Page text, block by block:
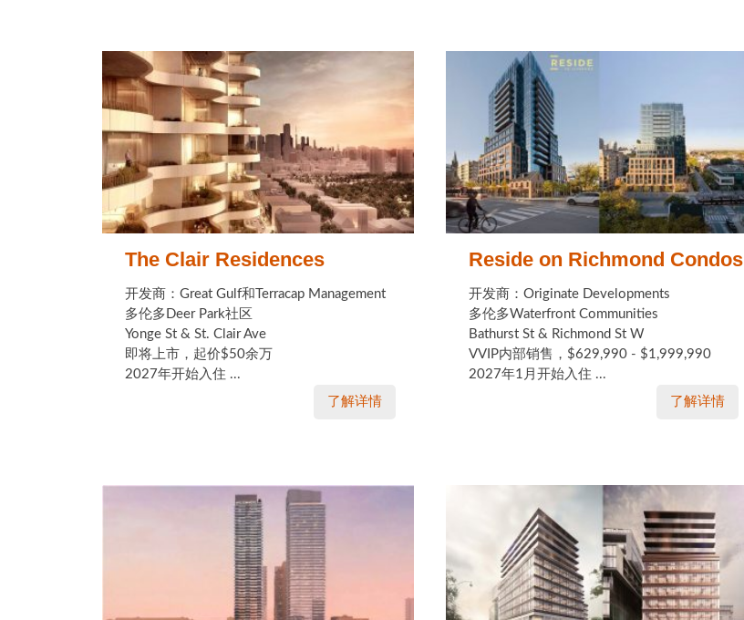
The Clair Residences
开发商：Great Gulf和Terracap Management
多伦多Deer Park社区
Yonge St & St. Clair Ave
即将上市，起价$50余万
2027年开始入住 ...
了解详情
Reside on Richmond Condos
开发商：Originate Developments
多伦多Waterfront Communities
Bathurst St & Richmond St W
VVIP内部销售，$629,990 - $1,999,990
2027年1月开始入住 ...
了解详情